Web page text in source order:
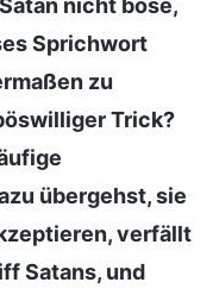
Sprichwort
zu
Trick?
übergehst, sie
verfällt
Satans, und